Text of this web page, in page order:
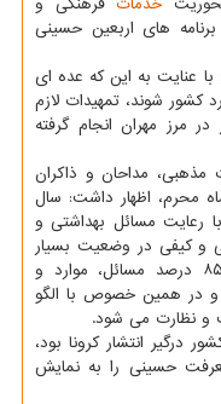
های اربعین حسینی
عنایت به این که عده ای
کشور شوند، تمهیدات لازم
مرز مهران انجام گرفته
مذهبی، مداحان و ذاکران
محرم، اظهار داشت: سال
رعایت مسائل بهداشتی و
و کیفی در وضعیت بسیار
خوبی قرار داشتیم و هیئات نزدیک به ۸۵ درصد مسائل، موارد و
و در همین خصوص با الگو
و نظارت می شود.
درگیر انتشار کرونا بود،
حسینی را به نمایش